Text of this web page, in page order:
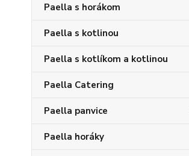
Paella s horákom
Paella s kotlinou
Paella s kotlíkom a kotlinou
Paella Catering
Paella panvice
Paella horáky